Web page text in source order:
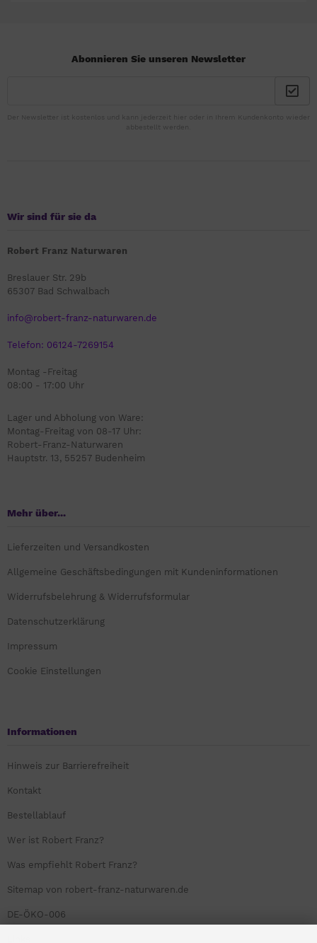
Abonnieren Sie unseren Newsletter
Der Newsletter ist kostenlos und kann jederzeit hier oder in Ihrem Kundenkonto wieder
abbestellt werden.
Wir sind für sie da
Robert Franz Naturwaren
Breslauer Str. 29b
65307 Bad Schwalbach
info@robert-franz-naturwaren.de
Telefon: 06124-7269154
Montag -Freitag
08:00 - 17:00 Uhr
Lager und Abholung von Ware:
Montag-Freitag von 08-17 Uhr:
Robert-Franz-Naturwaren
Hauptstr. 13, 55257 Budenheim
Mehr über...
Lieferzeiten und Versandkosten
Allgemeine Geschäftsbedingungen mit Kundeninformationen
Widerrufsbelehrung & Widerrufsformular
Datenschutzerklärung
Impressum
Cookie Einstellungen
Informationen
Hinweis zur Barrierefreiheit
Kontakt
Bestellablauf
Wer ist Robert Franz?
Was empfiehlt Robert Franz?
Sitemap von robert-franz-naturwaren.de
DE-ÖKO-006